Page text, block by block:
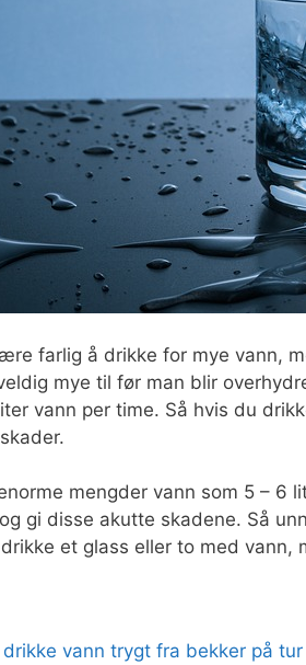
farlig å drikke for mye vann,
mye til før man blir
vann per time. Så hvis du
mengder vann som 5 – 6
gi disse akutte skadene. Så
et glass eller to med
vann trygt fra bekker på tur